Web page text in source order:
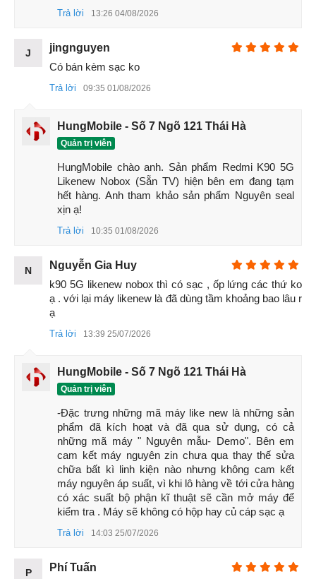
rộng. Khi xem phim hay chơi game, màu sắc hiển thị rực rỡ
nhưng không bị quá bão hòa, mang lại cảm giác dễ chịu cho
mắt. Đây thực sự là một trong những màn hình xuất sắc nhất
trong tầm giá của Redmi.
1.3 Đánh giá hiệu năng Redmi K90
Hiệu năng chính là điểm nổi bật nhất của Redmi K90. Máy
được trang bị chip Snapdragon 8 Extreme Edition, cho điểm
số AnTuTu đạt gần 3.33 triệu điểm và GeekBench 6 đạt
mạnh vượt trội so với các đối thủ cùng phân khúc.
Trong bài test game thực tế:
Trả lời 13:26 04/08/2026
J
jingnguyen
Có bán kèm sạc ko
Trả lời 09:35 01/08/2026
HungMobile - Số 7 Ngõ 121 Thái Hà
Quản trị viên
HungMobile chào anh. Sản phẩm Redmi K90 5G
Likenew Nobox (Sẵn TV) hiện bên em đang tạm
hết hàng. Anh tham khảo sản phẩm Nguyên seal
xịn ạ!
Trả lời 10:35 01/08/2026
N
Nguyễn Gia Huy
k90 5G likenew nobox thì có sạc , ốp lứng các thứ ko
ạ . với lại máy likenew là đã dùng tầm khoảng bao lâu r
ạ
Trả lời 13:39 25/07/2026
HungMobile - Số 7 Ngõ 121 Thái Hà
Quản trị viên
-Đặc trưng những mã máy like new là những sản
phẩm đã kích hoạt và đã qua sử dụng, có cả
những mã máy " Nguyên mẫu- Demo". Bên em
cam kết máy nguyên zin chưa qua thay thế sửa
chữa bất kì linh kiện nào nhưng không cam kết
máy nguyên áp suất, vì khi lô hàng về tới cửa hàng
có xác suất bộ phận kĩ thuật sẽ cần mở máy để
kiểm tra . Máy sẽ không có hộp hay củ cáp sạc ạ
Trả lời 14:03 25/07/2026
P
Phí Tuấn